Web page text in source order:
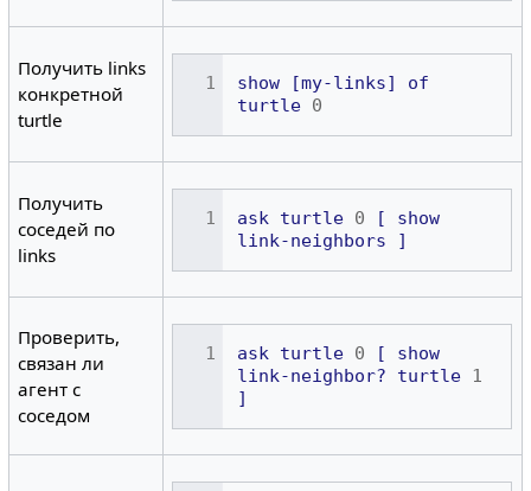
Получить links
конкретной
turtle
show [my-links]
of
turtle 0
Получить
соседей по
links
ask turtle 0 [
show
link-neighbors
]
Проверить,
связан ли
агент с
соседом
ask turtle 0 [
show
link-neighbor?
turtle 1
]